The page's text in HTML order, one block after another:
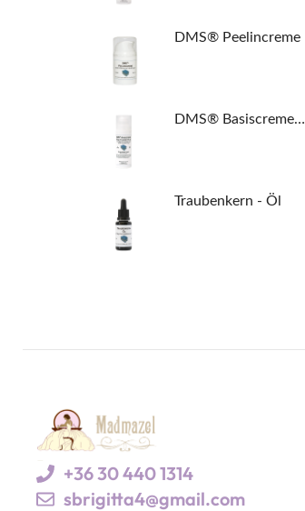
DMS® Peelincreme
DMS® Basiscreme High Classic Plus
Traubenkern - Öl
+36 30 440 1314
sbrigitta4@gmail.com